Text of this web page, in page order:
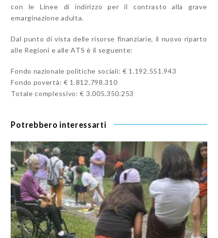
con le Linee di indirizzo per il contrasto alla grave
emarginazione adulta.
Dal punto di vista delle risorse finanziarie, il nuovo riparto
alle Regioni e alle ATS è il seguente:
Fondo nazionale politiche sociali: € 1.192.551.943
Fondo povertà: € 1.812.798.310
Totale complessivo: € 3.005.350.253
Potrebbero interessarti